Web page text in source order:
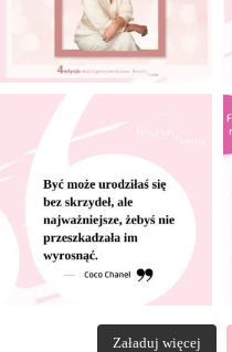
Załaduj więcej